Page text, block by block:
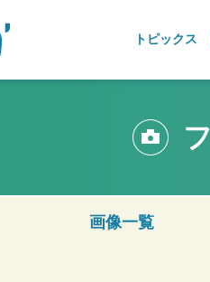
トピックス
画像一覧